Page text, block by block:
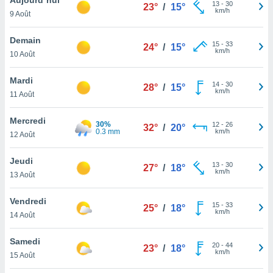
et
»,
au
vous
qu'ils
ou
le
ainsi
un
la
du
9 Août
23° / 15° 13- 30
km/h
Demain
10 Août
24° / 15° 15- 33
km/h
Mardi
11 Août
28° / 15° 14- 30
km/h
Mercredi
12 Août
30%
0.3 mm
32° / 20° 12- 26
km/h
Jeudi
13 Août
27° / 18° 13- 30
km/h
Vendredi
14 Août
25° / 18° 15- 33
km/h
Samedi
15 Août
23° / 18° 20- 44
km/h